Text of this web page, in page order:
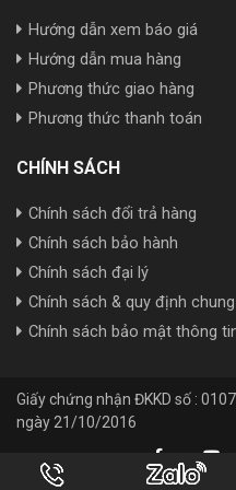
Hướng dẫn xem báo giá
Hướng dẫn mua hàng
Phương thức giao hàng
Phương thức thanh toán
CHÍNH SÁCH
Chính sách đổi trả hàng
Chính sách bảo hành
Chính sách đại lý
Chính sách & quy định chung
Chính sách bảo mật thông
Giấy chứng nhận ĐKKD số :
ngày 21/10/2016